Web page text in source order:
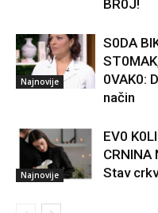
BR0J!
Najnovije
S0DA
0VAK0:
način
Najnovije
EV0
CRNINA
Stav